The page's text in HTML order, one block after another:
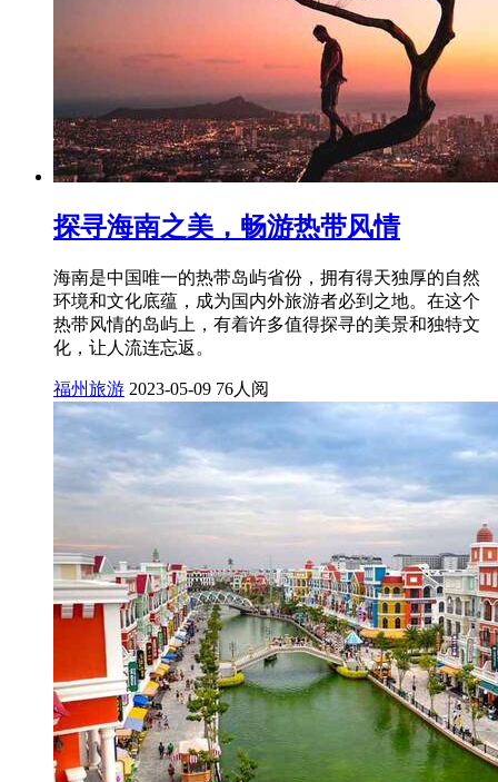
探寻海南之美，畅游热带风情
海南是中国唯一的热带岛屿省份，拥有得天独厚的自然
环境和文化底蕴，成为国内外旅游者必到之地。在这个
热带风情的岛屿上，有着许多值得探寻的美景和独特文
化，让人流连忘返。
福州旅游 2023-05-09 76人阅